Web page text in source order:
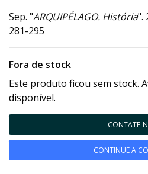
Sep. "ARQUIPÉLAGO. História".
281-295
Fora de stock
Este produto ficou sem stock.
disponível.
CONTATE-
CONTINUE A